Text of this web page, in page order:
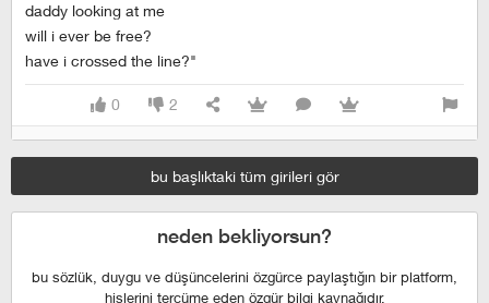
daddy looking at me
will i ever be free?
have i crossed the line?"
0 2
bu başlıktaki tüm girileri gör
neden bekliyorsun?
bu sözlük, duygu ve düşüncelerini özgürce paylaştığın bir platform,
hislerini tercüme eden özgür bilgi kaynağıdır.